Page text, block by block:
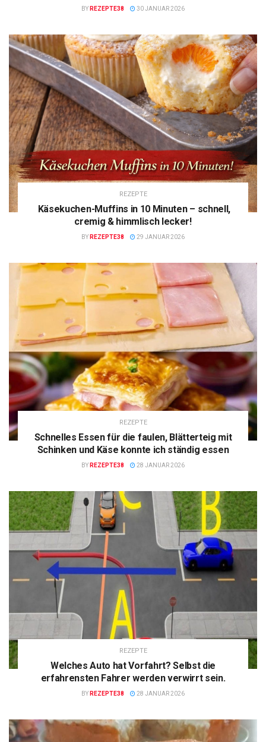
BY REZEPTE38 30 JANUAR 2026
REZEPTE
Käsekuchen-Muffins in 10 Minuten – schnell,
cremig & himmlisch lecker!
BY REZEPTE38 29 JANUAR 2026
REZEPTE
Schnelles Essen für die faulen, Blätterteig mit
Schinken und Käse konnte ich ständig essen
BY REZEPTE38 28 JANUAR 2026
REZEPTE
Welches Auto hat Vorfahrt? Selbst die
erfahrensten Fahrer werden verwirrt sein.
BY REZEPTE38 28 JANUAR 2026